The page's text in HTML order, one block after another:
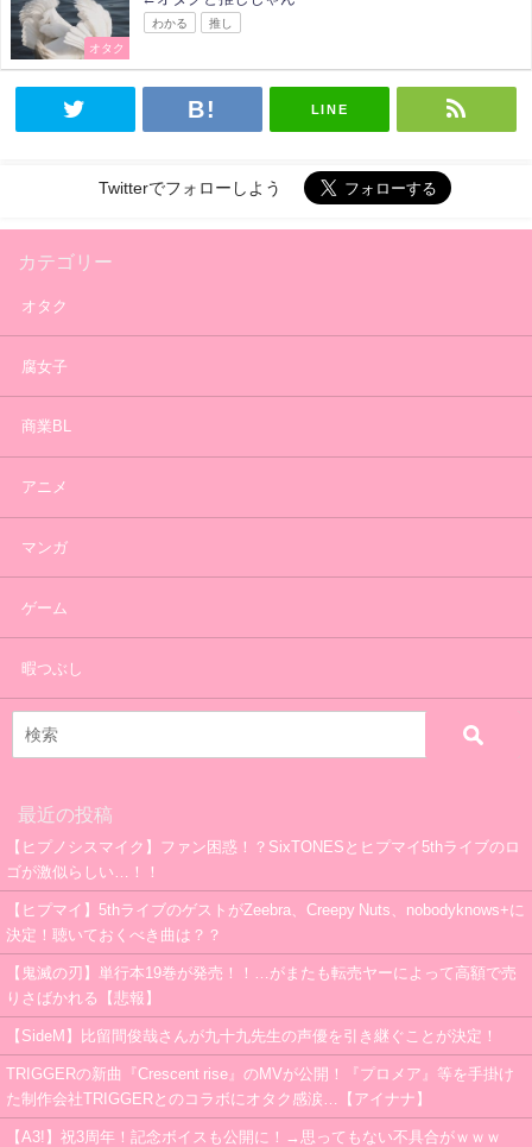
オタク
わかる 推し
LINE
Twitterでフォローしよう
カテゴリー
オタク
腐女子
商業BL
アニメ
マンガ
ゲーム
暇つぶし
最近の投稿
【ヒプノシスマイク】ファン困惑！？SixTONESとヒプマイ5thライブのロ
ゴが激似らしい…！！
【ヒプマイ】5thライブのゲストがZeebra、Creepy Nuts、nobodyknows+に
決定！聴いておくべき曲は？？
【鬼滅の刃】単行本19巻が発売！！…がまたも転売ヤーによって高額で売
りさばかれる【悲報】
【SideM】比留間俊哉さんが九十九先生の声優を引き継ぐことが決定！
TRIGGERの新曲『Crescent rise』のMVが公開！『プロメア』等を手掛け
た制作会社TRIGGERとのコラボにオタク感涙…【アイナナ】
【A3!】祝3周年！記念ボイスも公開に！→思ってもない不具合がｗｗｗ